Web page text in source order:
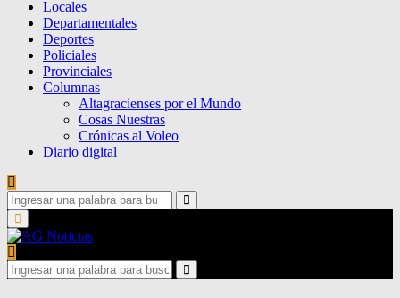
Locales
Departamentales
Deportes
Policiales
Provinciales
Columnas
Altagracienses por el Mundo
Cosas Nuestras
Crónicas al Voleo
Diario digital
Search
for:
Search
Primary
Menu
Search
for:
Search